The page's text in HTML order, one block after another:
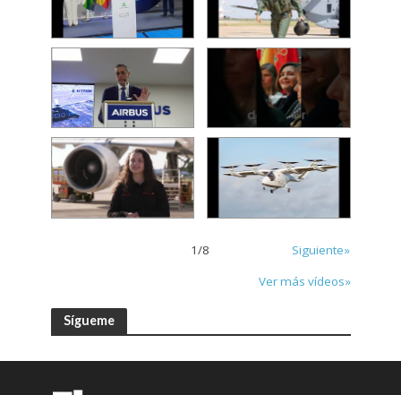
1/8
Siguiente»
Ver más vídeos»
Sígueme